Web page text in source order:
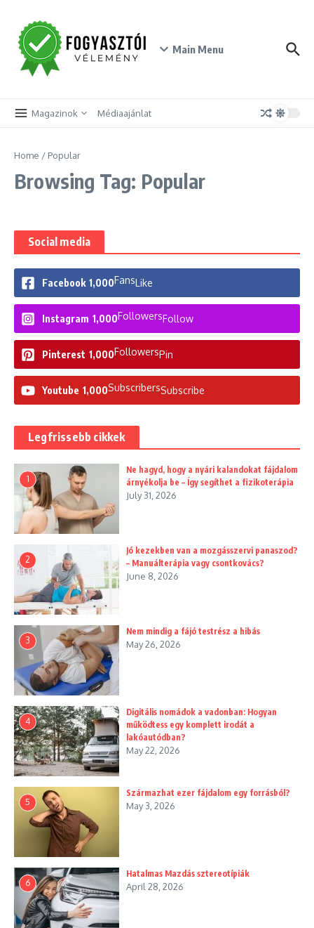
Main Menu
Magazinok Médiaajánlat
Home / Popular
Browsing Tag: Popular
Social media
Facebook 1,000FansLike
Instagram 1,000FollowersFollow
Pinterest 1,000FollowersPin
Youtube 1,000SubscribersSubscribe
Legfrissebb cikkek
1
Ne hagyd, hogy a nyári kalandokat fájdalom
árnyékolja be – Így segíthet a fizikoterápia
July 31, 2026
2
Jó kezekben van a mozgásszervi panaszod?
– Manuálterápia vagy csontkovács?
June 8, 2026
3
Nem mindig a fájó testrész a hibás
May 26, 2026
4
Digitális nomádok a vadonban: Hogyan
működtess egy komplett irodát a
lakóautódban?
May 22, 2026
5
Származhat ezer fájdalom egy forrásból?
May 3, 2026
6
Hatalmas Mazdás sztereotípiák
April 28, 2026